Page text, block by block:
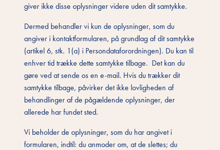
giver ikke disse oplysninger videre uden dit samtykke.
Dermed behandler vi kun de oplysninger, som du
angiver i kontaktformularen, på grundlag af dit samtykke
(artikel 6, stk. 1(a) i Persondataforordningen). Du kan til
enhver tid trække dette samtykke tilbage. Det kan du
gøre ved at sende os en e-mail. Hvis du trækker dit
samtykke tilbage, påvirker det ikke lovligheden af
behandlinger af de pågældende oplysninger, der
allerede har fundet sted.
Vi beholder de oplysninger, som du har angivet i
formularen, indtil: du anmoder om, at de slettes; du